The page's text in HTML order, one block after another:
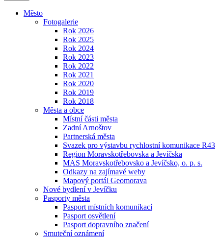
Město
Fotogalerie
Rok 2026
Rok 2025
Rok 2024
Rok 2023
Rok 2022
Rok 2021
Rok 2020
Rok 2019
Rok 2018
Města a obce
Místní části města
Zadní Arnoštov
Partnerská města
Svazek pro výstavbu rychlostní komunikace R43
Region Moravskotřebovska a Jevíčska
MAS Moravskotřebovsko a Jevíčsko, o. p. s.
Odkazy na zajímavé weby
Mapový portál Geomorava
Nové bydlení v Jevíčku
Pasporty města
Pasport místních komunikací
Pasport osvětlení
Pasport dopravního značení
Smuteční oznámení